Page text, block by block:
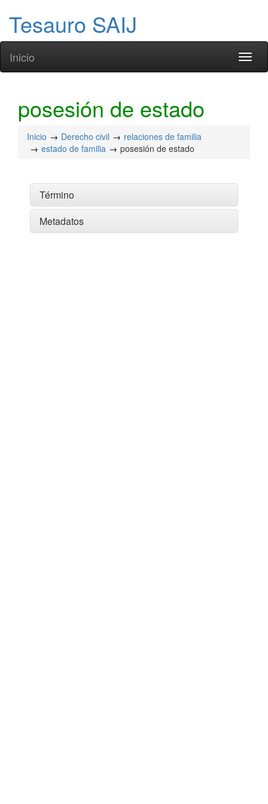
Tesauro SAIJ
Inicio
posesión de estado
Inicio Derecho civil
relaciones de familia
estado de familia
posesión de estado
Término
Metadatos